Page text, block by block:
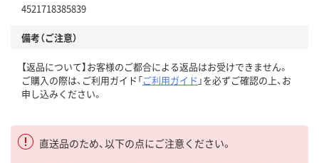
4521718385839
備考（ご注意）
【返品について】お客様のご都合による返品はお受けできません。
ご購入の際は、ご利用ガイド「ご利用ガイド 」を必ずご確認の上、お
申し込みください。
直送品のため、以下の点にご注意ください。